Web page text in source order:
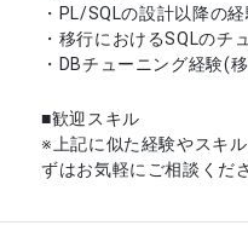
・PL/SQLの設計以降の
・移行におけるSQLのチ
・DBチューニング経験(
歓迎スキル
上記に似た経験やスキ
ずはお気軽にご相談くだ